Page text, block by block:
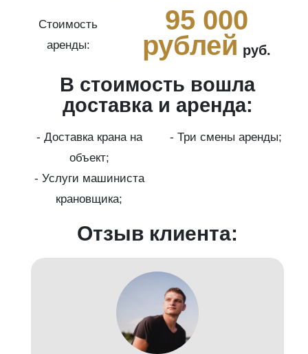
Стоимость
аренды:
95 000
рублей руб.
В стоимость вошла
доставка и аренда:
- Доставка крана на
объект;
- Три смены аренды;
- Услуги машиниста
крановщика;
Отзыв клиента: